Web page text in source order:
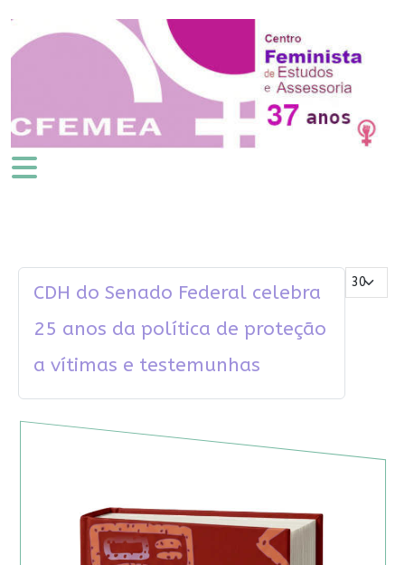
Mostrar #
CDH do Senado Federal celebra
25 anos da política de proteção
a vítimas e testemunhas